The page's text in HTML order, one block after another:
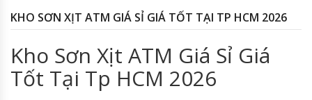
KHO SƠN XỊT ATM GIÁ SỈ GIÁ TỐT TẠI TP HCM 2026
Kho Sơn Xịt ATM Giá Sỉ Giá
Tốt Tại Tp HCM 2026